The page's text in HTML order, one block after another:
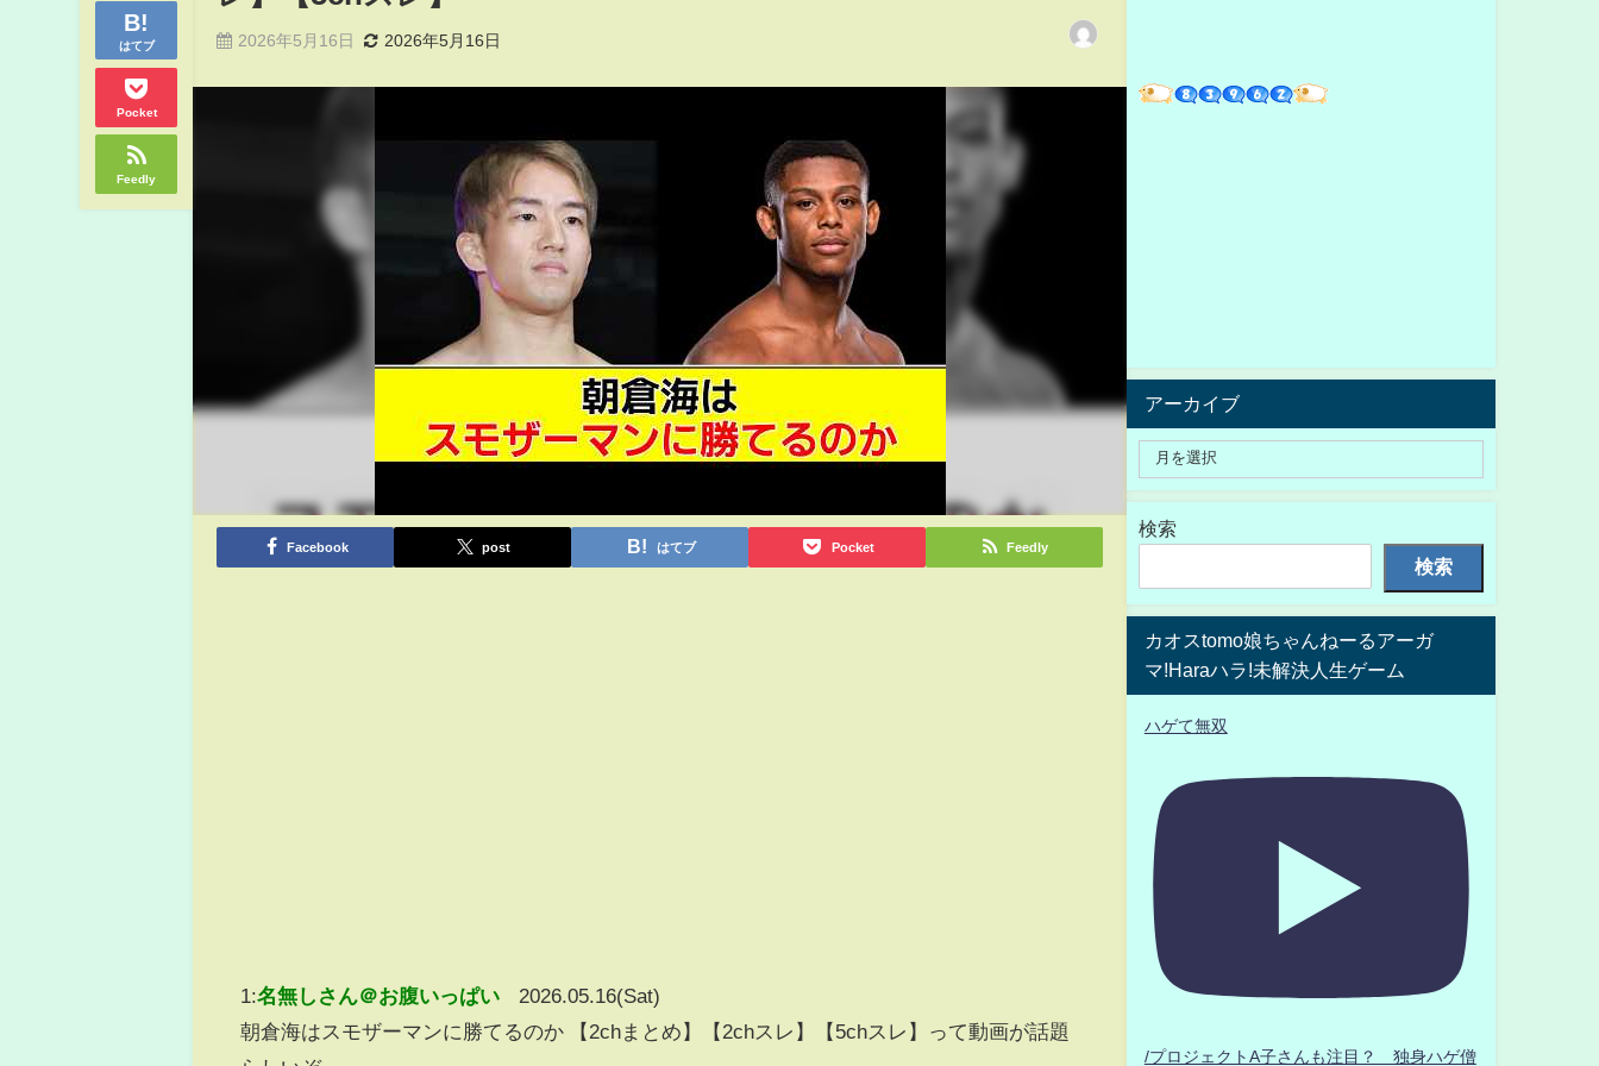
はてブ
Pocket
Feedly
2026年5月16日 2026年5月16日
Facebook post はてブ Pocket Feedly
1:名無しさん＠お腹いっぱい
2026.05.16(Sat)
朝倉海はスモザーマンに勝てるのか 【2chまとめ】【2chスレ】【5chスレ】って動画が話題
アーカイブ
検索
検索
カオスtomo娘ちゃんねーるアーガ
マ!Haraハラ!未解決人生ゲーム
ハゲて無双
/プロジェクトA子さんも注目？ 独身ハゲ僧